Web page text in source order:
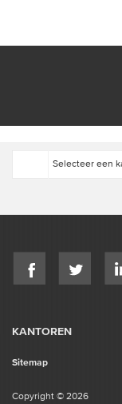
KANTOREN
Sitemap
Copyright © 2026